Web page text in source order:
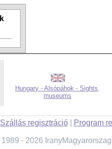
Hungary - Alsópáhok - Sights,
museums
Szállás regisztráció| Program
- 2026